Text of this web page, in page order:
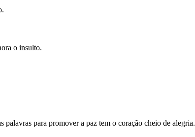
o insulto.
palavras para promover a paz tem o coração cheio de alegria.